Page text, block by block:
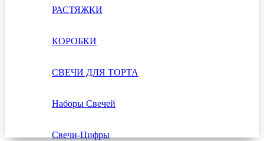
РАСТЯЖКИ
КОРОБКИ
СВЕЧИ ДЛЯ ТОРТА
Наборы Свечей
Свечи-Цифры